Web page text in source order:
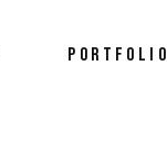
PORTFOLIO